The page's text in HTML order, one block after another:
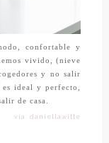
confortable y
vivido, (nieve
y no salir
es ideal y perfecto,
de casa.
vía: daniellawitte